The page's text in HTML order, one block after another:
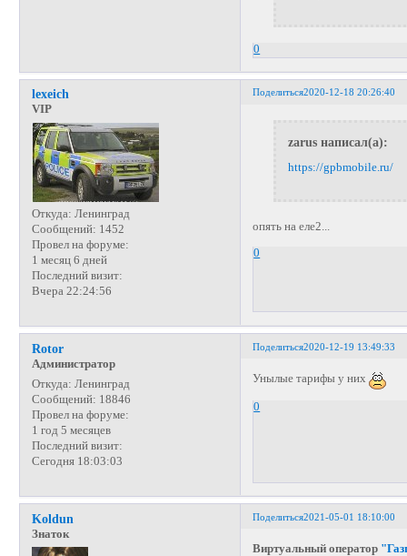
0
Поделиться2020-12-18 20:26:40
lexeich
VIP
Откуда: Ленинград
Сообщений: 1452
Провел на форуме:
1 месяц 6 дней
Последний визит:
Вчера 22:24:56
zarus написал(а):
https://gpbmobile.ru/
опять на еле2...
0
Поделиться2020-12-19 13:49:33
Rotor
Администратор
Откуда: Ленинград
Сообщений: 18846
Провел на форуме:
1 год 5 месяцев
Последний визит:
Сегодня 18:03:03
Унылые тарифы у них
0
Поделиться2021-05-01 18:10:00
Koldun
Знаток
Виртуальный оператор